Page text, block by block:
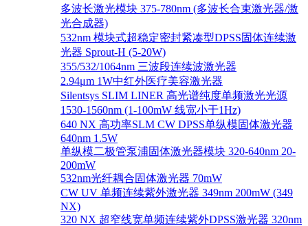
多波长激光模块 375-780nm (多波长合束激光器/激
光合成器)
532nm 模块式超稳定密封紧凑型DPSS固体连续激
光器 Sprout-H (5-20W)
355/532/1064nm 三波段连续波激光器
2.94μm 1W中红外医疗美容激光器
Silentsys SLIM LINER 高光谱纯度单频激光光源
1530-1560nm (1-100mW 线宽小于1Hz)
640 NX 高功率SLM CW DPSS单纵模固体激光器
640nm 1.5W
单纵模二极管泵浦固体激光器模块 320-640nm 20-
200mW
532nm光纤耦合固体激光器 70mW
CW UV 单频连续紫外激光器 349nm 200mW (349
NX)
320 NX 超窄线宽单频连续紫外DPSS激光器 320nm